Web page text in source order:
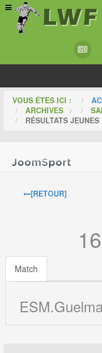
VOUS ÊTES ICI :
ARCHIVES >
RÉSULTATS
[RETOUR]
Match